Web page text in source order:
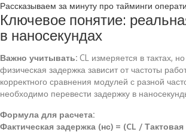
Рассказываем за минуту про тайминги
Ключевое понятие:
в наносекундах
Важно учитывать: CL измеряется в тактах,
физическая задержка зависит от частоты
корректного сравнения модулей с разной
необходимо перевести задержку в
Формула для расчета:
Фактическая задержка (нс) = (CL /